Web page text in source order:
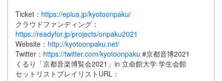
Ticket： https://eplus.jp/kyotoonpaku/
クラウドファンディング：
https://readyfor.jp/projects/onpaku2021
Website： http://kyotoonpaku.net/
Twitter： https://twitter.com/kyotoonpaku #京都音博2021
くるり「京都音楽博覧会2021」in 立命館大学 学生会館
セットリストプレイリストURL：